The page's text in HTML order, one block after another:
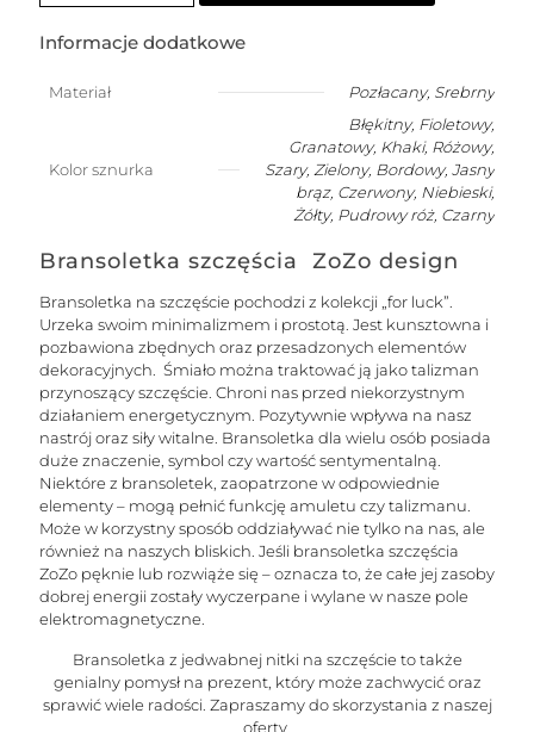
bransoletka
na
szczęście
Informacje dodatkowe
Materiał Pozłacany, Srebrny
Kolor sznurka
Błękitny, Fioletowy,
Granatowy, Khaki, Różowy,
Szary, Zielony, Bordowy, Jasny
brąz, Czerwony, Niebieski,
Żółty, Pudrowy róż, Czarny
Bransoletka szczęścia ZoZo design
Bransoletka na szczęście pochodzi z kolekcji „for luck”.
Urzeka swoim minimalizmem i prostotą. Jest kunsztowna i
pozbawiona zbędnych oraz przesadzonych elementów
dekoracyjnych. Śmiało można traktować ją jako talizman
przynoszący szczęście. Chroni nas przed niekorzystnym
działaniem energetycznym. Pozytywnie wpływa na nasz
nastrój oraz siły witalne. Bransoletka dla wielu osób posiada
duże znaczenie, symbol czy wartość sentymentalną.
Niektóre z bransoletek, zaopatrzone w odpowiednie
elementy – mogą pełnić funkcję amuletu czy talizmanu.
Może w korzystny sposób oddziaływać nie tylko na nas, ale
również na naszych bliskich. Jeśli bransoletka szczęścia
ZoZo pęknie lub rozwiąże się – oznacza to, że całe jej zasoby
dobrej energii zostały wyczerpane i wylane w nasze pole
elektromagnetyczne.
Bransoletka z jedwabnej nitki na szczęście to także
genialny pomysł na prezent, który może zachwycić oraz
sprawić wiele radości. Zapraszamy do skorzystania z naszej
oferty.